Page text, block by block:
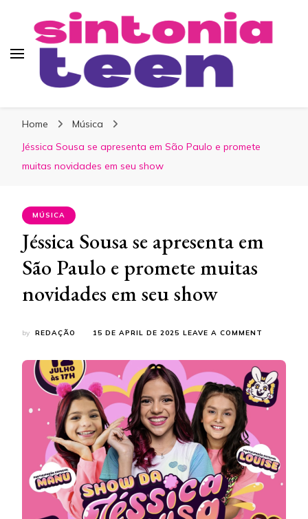
Home
Música
Jéssica Sousa se apresenta em São Paulo e promete
muitas novidades em seu show
MÚSICA
Jéssica Sousa se apresenta em
São Paulo e promete muitas
novidades em seu show
by REDAÇÃO 15 DE APRIL DE 2025 LEAVE A COMMENT
SE
EM
SÃO
PROMETE
MUITAS
EM